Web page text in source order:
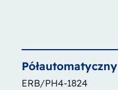
Półautomatyczny
ERB/PH4-1824